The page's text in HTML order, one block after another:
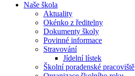
Naše škola
Aktuality
Okénko z ředitelny
Dokumenty školy
Povinné informace
Stravování
Jídelní lístek
Školní poradenské pracoviště